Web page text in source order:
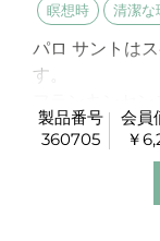
瞑想時 清潔な
パロ サントは
す。
す。
パロサントは
イルとして知
ディフューズ
製品番号
360705
会員
￥